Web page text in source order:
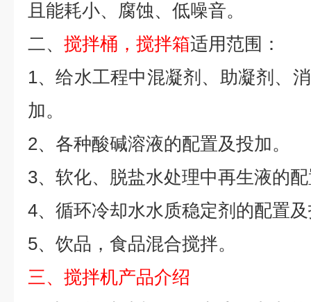
且能耗小、腐蚀、低噪音。
二、 搅拌桶，搅拌箱适用范围：
1、给水工程中混凝剂、助凝剂、
加。
2、各种酸碱溶液的配置及投加。
3、软化、脱盐水处理中再生液的
4、循环冷却水水质稳定剂的配置
5、饮品，食品混合搅拌。
三、搅拌机产品介绍